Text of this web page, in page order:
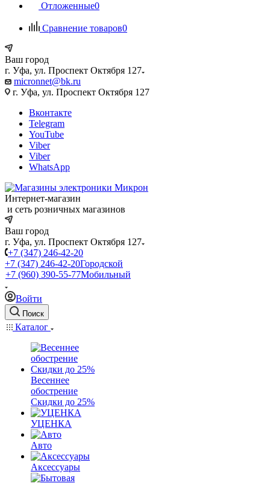
Отложенные0
Сравнение товаров0
Ваш город
г. Уфа, ул. Проспект Октября 127
micronnet@bk.ru
г. Уфа, ул. Проспект Октября 127
Вконтакте
Telegram
YouTube
Viber
Viber
WhatsApp
Интернет-магазин
и сеть розничных магазинов
Ваш город
г. Уфа, ул. Проспект Октября 127
+7 (347) 246-42-20
+7 (347) 246-42-20Городской
+7 (960) 390-55-77Мобильный
Войти
Поиск
Каталог
Весеннее
обострение
Скидки до 25%
УЦЕНКА
Авто
Аксессуары